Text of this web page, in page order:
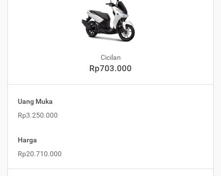
Cicilan
Rp703.000
Uang Muka
Rp3.250.000
Harga
Rp20.710.000